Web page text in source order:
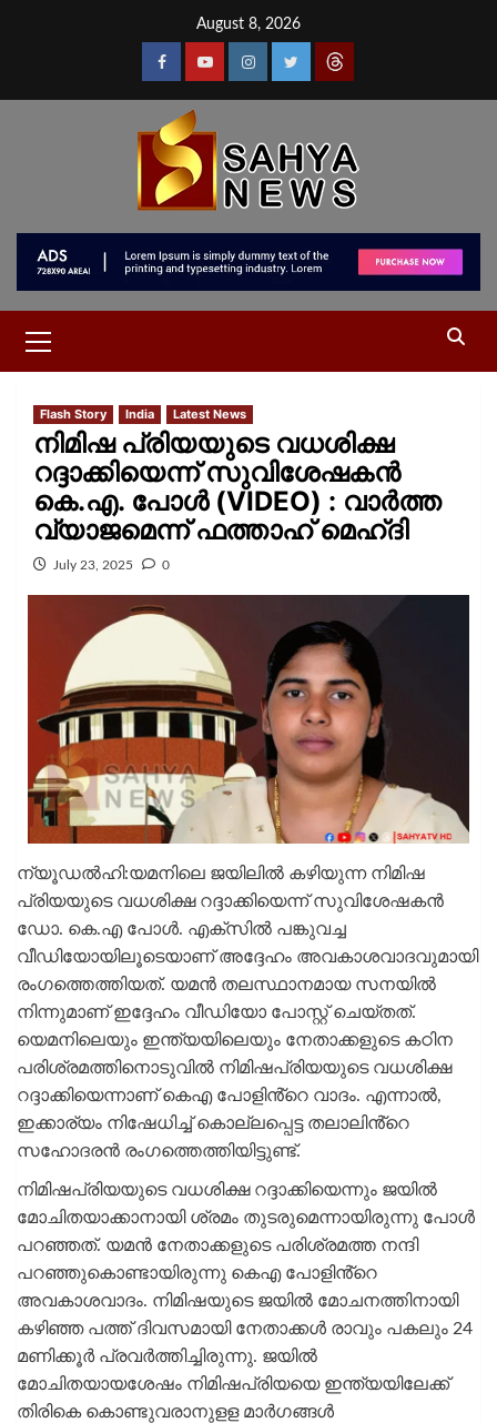
August 8, 2026
Flash Story India Latest News
നിമിഷ പ്രിയയുടെ വധശിക്ഷ
റദ്ദാക്കിയെന്ന് സുവിശേഷകന്‍
കെ.എ. പോൾ (VIDEO) : വാർത്ത
വ്യാജമെന്ന് ഫത്താഹ് മെഹ്ദി
July 23, 2025 0
ന്യൂഡല്‍ഹി:യമനിലെ ജയിലില്‍ കഴിയുന്ന നിമിഷ
പ്രിയയുടെ വധശിക്ഷ റദ്ദാക്കിയെന്ന് സുവിശേഷകന്‍
ഡോ. കെ.എ പോള്‍. എക്‌സില്‍ പങ്കുവച്ച
വീഡിയോയിലൂടെയാണ് അദ്ദേഹം അവകാശവാദവുമായി
രംഗത്തെത്തിയത്. യമൻ തലസ്ഥാനമായ സനയില്‍
നിന്നുമാണ് ഇദ്ദേഹം വീഡിയോ പോസ്റ്റ് ചെയ്‌തത്.
യെമനിലെയും ഇന്ത്യയിലെയും നേതാക്കളുടെ കഠിന
പരിശ്രമത്തിനൊടുവില്‍ നിമിഷപ്രിയയുടെ വധശിക്ഷ
റദ്ദാക്കിയെന്നാണ് കെഎ പോളിൻ്റെ വാദം. എന്നാല്‍,
ഇക്കാര്യം നിഷേധിച്ച് കൊല്ലപ്പെട്ട തലാലിൻ്റെ
സഹോദരൻ രംഗത്തെത്തിയിട്ടുണ്ട്.
നിമിഷപ്രിയയുടെ വധശിക്ഷ റദ്ദാക്കിയെന്നും ജയിൽ
മോചിതയാക്കാനായി ശ്രമം തുടരുമെന്നായിരുന്നു പോള്‍
പറഞ്ഞത്. യമന്‍ നേതാക്കളുടെ പരിശ്രമത്ത നന്ദി
പറഞ്ഞുകൊണ്ടായിരുന്നു കെഎ പോളിൻ്റെ
അവകാശവാദം. നിമിഷയുടെ ജയില്‍ മോചനത്തിനായി
കഴിഞ്ഞ പത്ത് ദിവസമായി നേതാക്കൾ രാവും പകലും 24
മണിക്കൂർ പ്രവർത്തിച്ചിരുന്നു. ജയില്‍
മോചിതയായശേഷം നിമിഷപ്രിയയെ ഇന്ത്യയിലേക്ക്
തിരികെ കൊണ്ടുവരാനുളള മാര്‍ഗങ്ങള്‍